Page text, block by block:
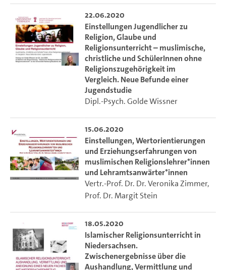
Wissenschaftler*innen aus Theologie, Religionspädagogik,
Islamwissenschaft, Erziehungswissenschaft,
Politikwissenschaft, Soziologie u.a.
Die Ringvorlesung wird gefördert von der Udo Keller
Stiftung Forum Humanum.
22.06.2020
Einstellungen Jugendlicher zu
Religion, Glaube und
Religionsunterricht – muslimische,
christliche und SchülerInnen ohne
Religionszugehörigkeit im
Vergleich. Neue Befunde einer
Jugendstudie
Dipl.-Psych. Golde Wissner
15.06.2020
Einstellungen, Wertorientierungen
und Erziehungserfahrungen von
muslimischen Religionslehrer*innen
und Lehramtsanwärter*innen
Vertr.-Prof. Dr. Dr. Veronika Zimmer,
Prof. Dr. Margit Stein
18.05.2020
Islamischer Religionsunterricht in
Niedersachsen.
Zwischenergebnisse über die
Aushandlung, Vermittlung und